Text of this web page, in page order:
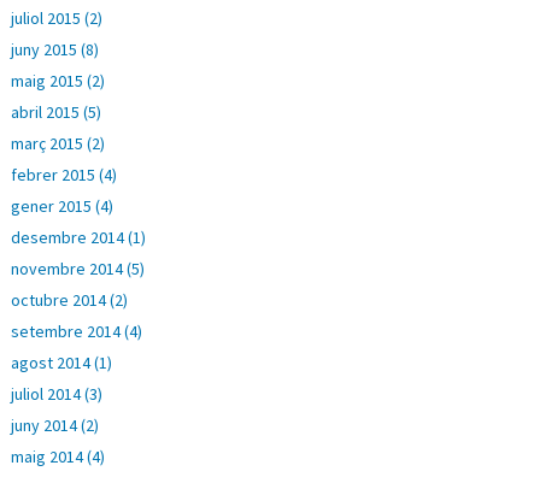
juliol 2015 (2)
juny 2015 (8)
maig 2015 (2)
abril 2015 (5)
març 2015 (2)
febrer 2015 (4)
gener 2015 (4)
desembre 2014 (1)
novembre 2014 (5)
octubre 2014 (2)
setembre 2014 (4)
agost 2014 (1)
juliol 2014 (3)
juny 2014 (2)
maig 2014 (4)